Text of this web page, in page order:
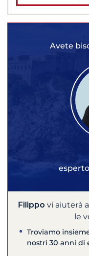
Avete
Filippo vi aiuterà
le
Troviamo
nostri 30 anni di